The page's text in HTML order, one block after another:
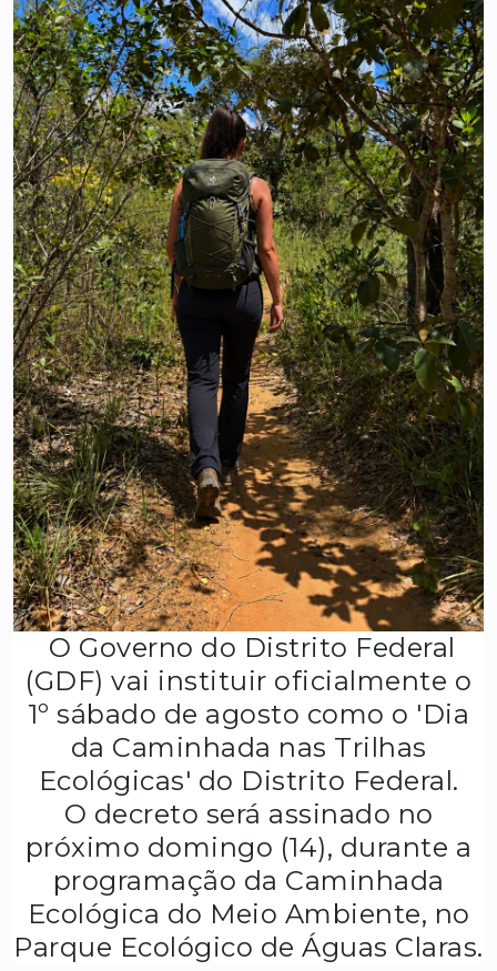
O Governo do Distrito Federal
(GDF) vai instituir oficialmente o
1º sábado de agosto como o 'Dia
da Caminhada nas Trilhas
Ecológicas' do Distrito Federal.
O decreto será assinado no
próximo domingo (14), durante a
programação da Caminhada
Ecológica do Meio Ambiente, no
Parque Ecológico de Águas Claras.